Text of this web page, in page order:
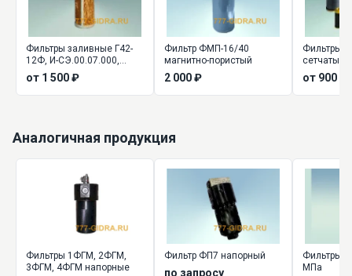
Фильтры заливные Г42-
12Ф, И-СЭ.00.07.000,
Фильтры сливные ФМС
50, 80
от 1 500 ₽
Фильтр ФМП-16/40
магнитно-пористый
2 000 ₽
Фильтры
сетчатые
160 (80) - 2
от 900 ₽
Аналогичная продукция
Фильтры 1ФГМ, 2ФГМ,
3ФГМ, 4ФГМ напорные
Фильтр ФП7 напорный
по запросу
Фильтры
МПа